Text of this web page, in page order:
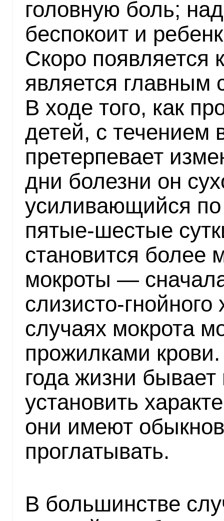
головную боль;
беспокоит и
Скоро появляется
является главным
В ходе того, как
детей, с течением
претерпевает
дни болезни он
усиливающийся
пятые-шестые
становится более
мокроты —
слизисто-
случаях мокрота
прожилками
года жизни
установить
они имеют
проглатывать.
В большинстве